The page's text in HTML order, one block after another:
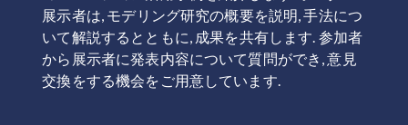
展示者は, モデリング研究の概要を説明, 手法につ
いて解説するとともに, 成果を共有します. 参加者
から展示者に発表内容について質問ができ, 意見
交換をする機会をご用意しています.